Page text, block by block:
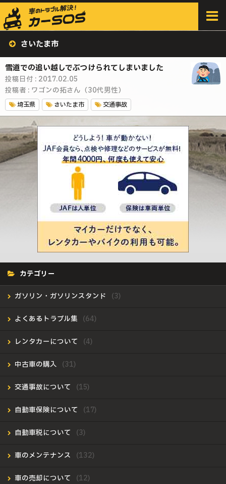
HOME > みんなの体験談
さいたま市
雪道での追い越しでぶつけられてしまいました
投稿日付 : 2017.02.05
投稿者 : ワゴンの拓さん（30代男性）
埼玉県 さいたま市 交通事故
カテゴリー
ガソリン・ガソリンスタンド
よくあるトラブル集
レンタカーについて
中古車の購入
交通事故について
自動車保険について
自動車税について
車のメンテナンス
車の売却について